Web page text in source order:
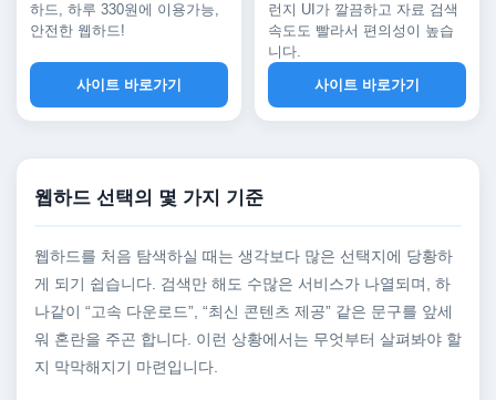
하드, 하루 330원에 이용가능,
안전한 웹하드!
사이트 바로가기
런지 UI가 깔끔하고 자료 검색
속도도 빨라서 편의성이 높습
니다.
사이트 바로가기
웹하드 선택의 몇 가지 기준
웹하드를 처음 탐색하실 때는 생각보다 많은 선택지에 당황하
게 되기 쉽습니다. 검색만 해도 수많은 서비스가 나열되며, 하
나같이 “고속 다운로드”, “최신 콘텐츠 제공” 같은 문구를 앞세
워 혼란을 주곤 합니다. 이런 상황에서는 무엇부터 살펴봐야 할
지 막막해지기 마련입니다.